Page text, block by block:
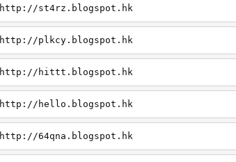
http://st4rz.blogspot.hk
http://plkcy.blogspot.hk
http://hittt.blogspot.hk
http://hello.blogspot.hk
http://64qna.blogspot.hk